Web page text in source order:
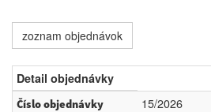
zoznam objednávok
Detail objednávky
Číslo objednávky 15/2026